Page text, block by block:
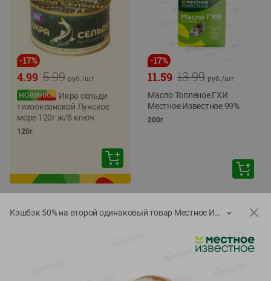
-17%
5.99
4.99 руб./шт
Икра сельди
тихоокеанской Лунское
море 120г ж/б ключ
120г
-17%
13.99
11.59 руб./шт
Масло Топленое ГХИ
Местное Известное 99%
200г
Кэшбэк 50% на второй одинаковый товар Местное Известное